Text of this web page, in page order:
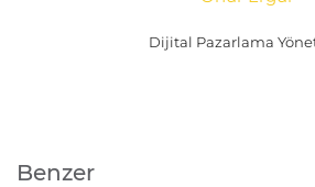
Dijital Pazarlama
Benzer